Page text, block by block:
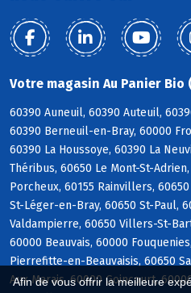
Afin de vous offrir la meilleure
Votre magasin Au Panier
60390 Auneuil, 60390 Auteuil,
60390 Berneuil-en-Bray, 60000
60390 La Houssoye, 60390 La
Théribus, 60650 Le Mont-St-
Porcheux, 60155 Rainvillers,
St-Léger-en-Bray, 60650 St-Paul,
Valdampierre, 60650 Villers-St-
60000 Beauvais, 60000
Pierrefitte-en-Beauvaisis, 60650
Aux Marais, 60000 Goincourt,